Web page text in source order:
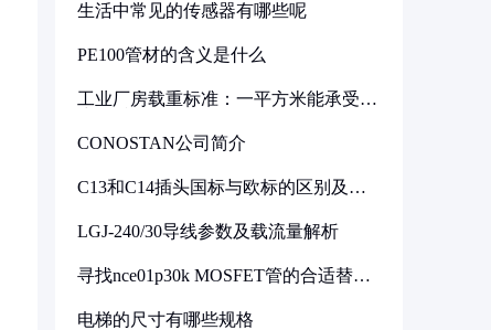
生活中常见的传感器有哪些呢
PE100管材的含义是什么
工业厂房载重标准：一平方米能承受多
CONOSTAN公司简介
C13和C14插头国标与欧标的区别及其
LGJ-240/30导线参数及载流量解析
寻找nce01p30k MOSFET管的合适替代
电梯的尺寸有哪些规格